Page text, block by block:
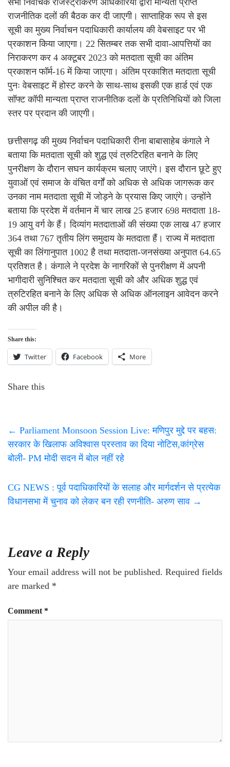
सभी निर्वाचक रजिस्ट्रीकरण अधिकारियों द्वारा मान्यता प्राप्त
राजनीतिक दलों की बैठक कर दी जाएगी। साप्ताहिक रूप से इस
सूची का मुख्य निर्वाचन पदाधिकारी कार्यालय की वेबसाइट पर भी
प्रकाशन किया जाएगा। 22 सितम्बर तक सभी दावा-आपत्तियों का
निराकरण कर 4 अक्टूबर 2023 को मतदाता सूची का अंतिम
प्रकाशन फॉर्म-16 में किया जाएगा। अंतिम प्रकाशित मतदाता सूची
पुनः वेबसाइट में होस्ट करने के साथ-साथ इसकी एक हार्ड एवं एक
सॉफ्ट कॉपी मान्यता प्राप्त राजनीतिक दलों के प्रतिनिधियों को जिला
स्तर पर प्रदान की जाएगी।
छत्तीसगढ़ की मुख्य निर्वाचन पदाधिकारी रीना बाबासाहेब कंगाले ने
बताया कि मतदाता सूची को शुद्ध एवं त्रुटिरहित बनाने के लिए
पुनरीक्षण के दौरान सघन कार्यक्रम चलाए जाएंगे। इस दौरान छूटे हुए
युवाओं एवं समाज के वंचित वर्गों को अधिक से अधिक जागरूक कर
उनका नाम मतदाता सूची में जोड़ने के प्रयास किए जाएंगे। उन्होंने
बताया कि प्रदेश में वर्तमान में चार लाख 25 हजार 698 मतदाता 18-
19 आयु वर्ग के हैं। दिव्यांग मतदाताओं की संख्या एक लाख 47 हजार
364 तथा 767 तृतीय लिंग समुदाय के मतदाता हैं। राज्य में मतदाता
सूची का लिंगानुपात 1002 है तथा मतदाता-जनसंख्या अनुपात 64.65
प्रतिशत है। कंगाले ने प्रदेश के नागरिकों से पुनरीक्षण में अपनी
भागीदारी सुनिश्चित कर मतदाता सूची को और अधिक शुद्ध एवं
त्रुटिरहित बनाने के लिए अधिक से अधिक ऑनलाइन आवेदन करने
की अपील की है।
Share this:
Twitter Facebook More
Share this
← Parliament Monsoon Session Live: मणिपुर मुद्दे पर बहस:
सरकार के खिलाफ अविश्वास प्रस्ताव का दिया नोटिस,कांग्रेस
बोली- PM मोदी सदन में बोल नहीं रहे
CG NEWS : पूर्व पदाधिकारियों के सलाह और मार्गदर्शन से प्रत्येक
विधानसभा में चुनाव को लेकर बन रही रणनीति- अरुण साव →
Leave a Reply
Your email address will not be published. Required fields
are marked *
Comment *